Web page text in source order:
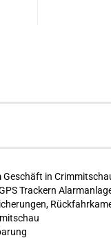
in
Trackern